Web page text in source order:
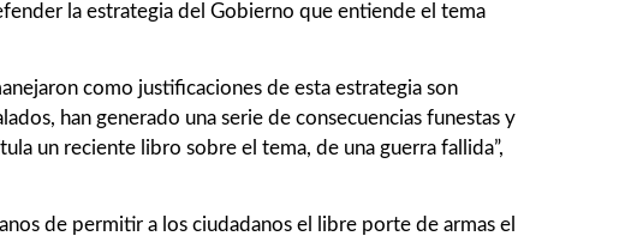
la estrategia del Gobierno que entiende el tema
como justificaciones de esta estrategia son
han generado una serie de consecuencias funestas y
un reciente libro sobre el tema, de una guerra fallida”,
de permitir a los ciudadanos el libre porte de armas el